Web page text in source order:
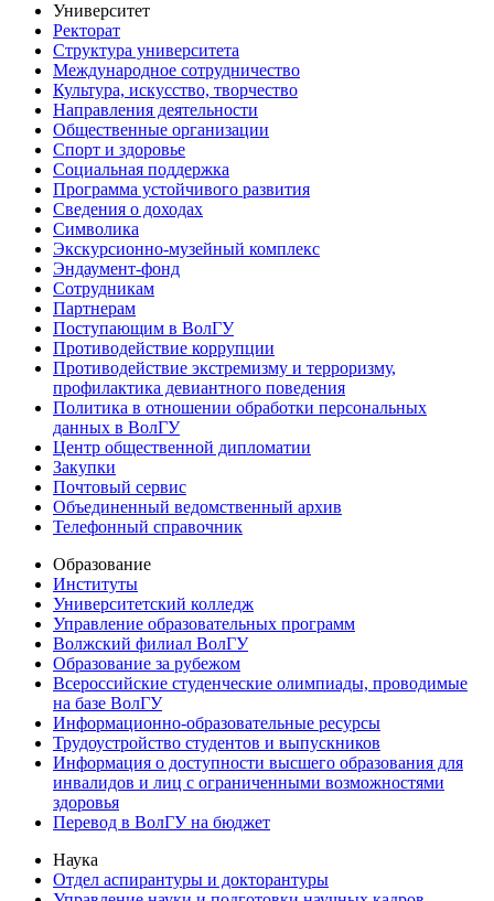
Университет
Ректорат
Структура университета
Международное сотрудничество
Культура, искусство, творчество
Направления деятельности
Общественные организации
Спорт и здоровье
Социальная поддержка
Программа устойчивого развития
Сведения о доходах
Символика
Экскурсионно-музейный комплекс
Эндаумент-фонд
Сотрудникам
Партнерам
Поступающим в ВолГУ
Противодействие коррупции
Противодействие экстремизму и терроризму,
профилактика девиантного поведения
Политика в отношении обработки персональных
данных в ВолГУ
Центр общественной дипломатии
Закупки
Почтовый сервис
Объединенный ведомственный архив
Телефонный справочник
Образование
Институты
Университетский колледж
Управление образовательных программ
Волжский филиал ВолГУ
Образование за рубежом
Всероссийские студенческие олимпиады, проводимые
на базе ВолГУ
Информационно-образовательные ресурсы
Трудоустройство студентов и выпускников
Информация о доступности высшего образования для
инвалидов и лиц с ограниченными возможностями
здоровья
Перевод в ВолГУ на бюджет
Наука
Отдел аспирантуры и докторантуры